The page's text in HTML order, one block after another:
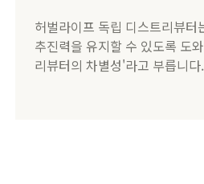
허벌라이프 독립 디스트리뷰터
추진력을 유지할 수 있도록 도
리뷰터의 차별성'라고 부릅니다.